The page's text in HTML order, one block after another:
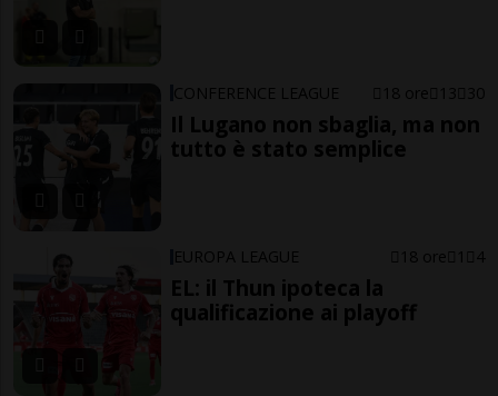
CONFERENCE LEAGUE 18 ore 13 30
Il Lugano non sbaglia, ma non
tutto è stato semplice
EUROPA LEAGUE 18 ore 1 4
EL: il Thun ipoteca la
qualificazione ai playoff